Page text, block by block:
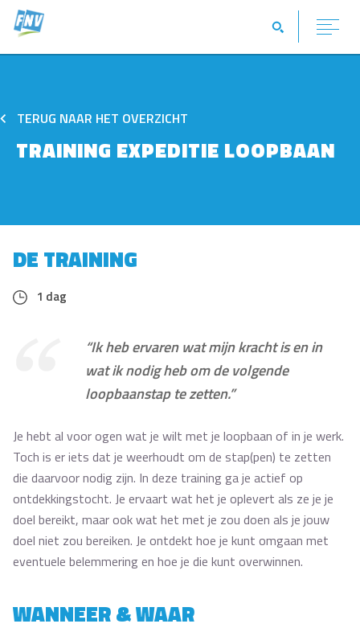
TERUG NAAR HET OVERZICHT
TRAINING EXPEDITIE LOOPBAAN
DE TRAINING
1 dag
“Ik heb ervaren wat mijn kracht is en in
wat ik nodig heb om de volgende
loopbaanstap te zetten.”
Je hebt al voor ogen wat je wilt met je loopbaan of in je werk.
Toch is er iets dat je weerhoudt om de stap(pen) te zetten
die daarvoor nodig zijn. In deze training ga je actief op
ontdekkingstocht. Je ervaart wat het je oplevert als ze je je
doel bereikt, maar ook wat het met je zou doen als je jouw
doel niet zou bereiken. Je ontdekt hoe je kunt omgaan met
eventuele belemmering en hoe je die kunt overwinnen.
WANNEER & WAAR